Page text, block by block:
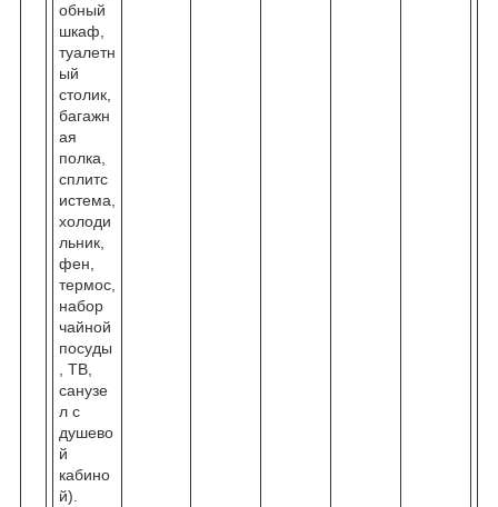
обный
шкаф,
туалетн
ый
столик,
багажн
ая
полка,
сплитс
истема,
холоди
льник,
фен,
термос,
набор
чайной
посуды
, ТВ,
санузе
л с
душево
й
кабино
й).